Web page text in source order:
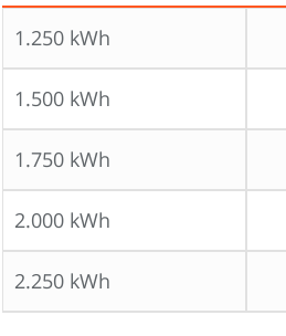
1.250 kWh
1.500 kWh
1.750 kWh
2.000 kWh
2.250 kWh